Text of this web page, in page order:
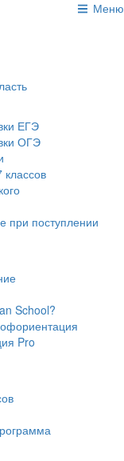
Меню
ЕГЭ
ОГЭ
при поступлении
School?
Pro